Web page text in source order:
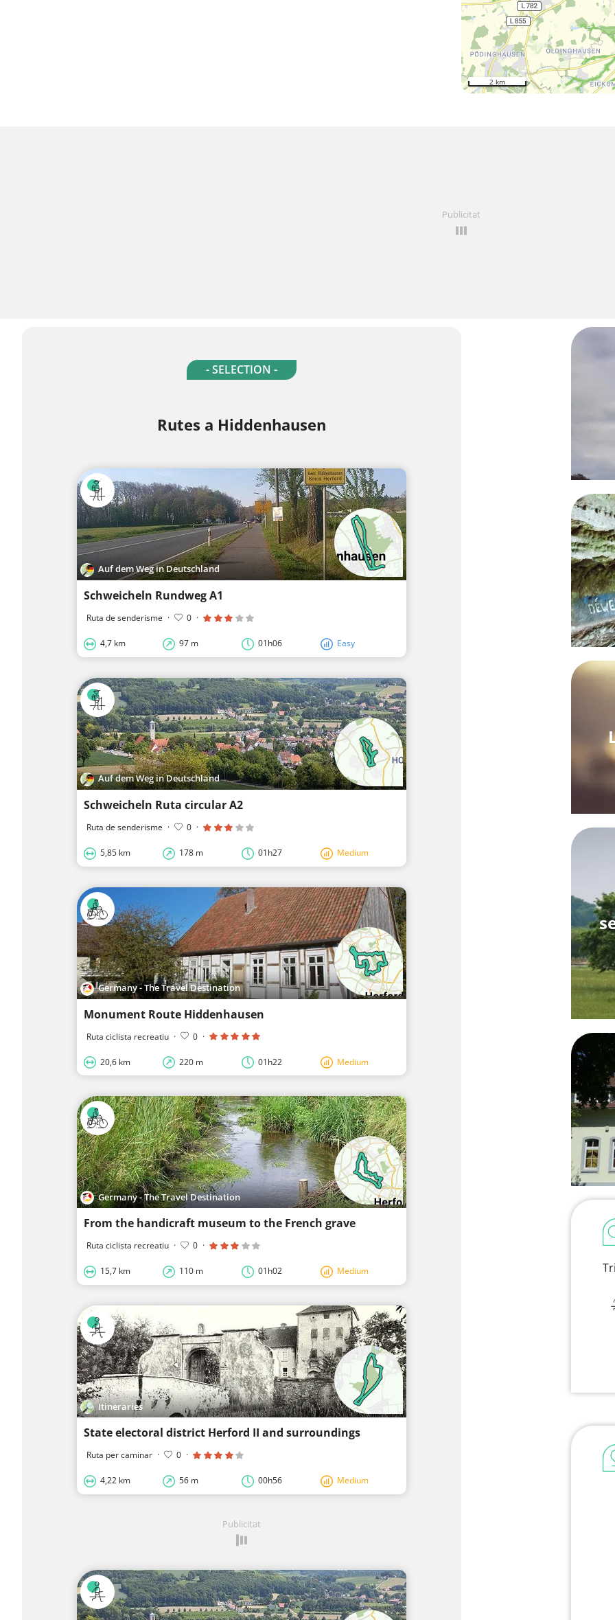
2 km
Publicitat
- SELECTION -
Rutes a Hiddenhausen
Auf dem Weg in Deutschland
Schweicheln Rundweg A1
Ruta de senderisme · 0 ·
4,7 km 97 m 01h06 Easy
Auf dem Weg in Deutschland
Schweicheln Ruta circular A2
Ruta de senderisme · 0 ·
5,85 km 178 m 01h27 Medium
Germany - The Travel Destination
Monument Route Hiddenhausen
Ruta ciclista recreatiu · 0 ·
20,6 km 220 m 01h22 Medium
Germany - The Travel Destination
From the handicraft museum to the French grave
Ruta ciclista recreatiu · 0 ·
15,7 km 110 m 01h02 Medium
Itineraries
State electoral district Herford II and surroundings
Ruta per caminar · 0 ·
4,22 km 56 m 00h56 Medium
Publicitat